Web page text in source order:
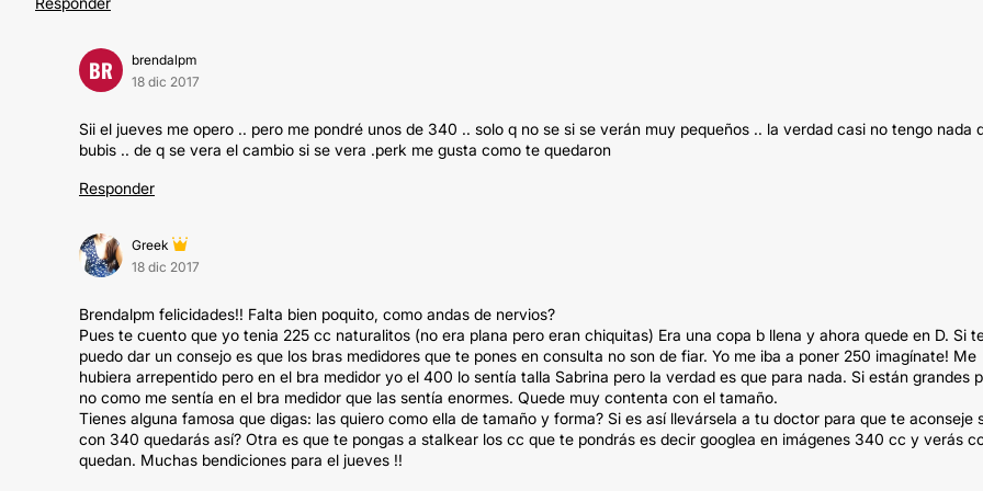
BR
brendalpm
18 dic 2017
Sii el jueves me opero .. pero me pondré unos de 340 .. solo q no se si se verán muy pequeños .. la verdad casi no tengo nada
bubis .. de q se vera el cambio si se vera .perk me gusta como te quedaron
Responder
Greek
18 dic 2017
Brendalpm felicidades!! Falta bien poquito, como andas de nervios?
Pues te cuento que yo tenia 225 cc naturalitos (no era plana pero eran chiquitas) Era una copa b llena y ahora quede en D. Si
puedo dar un consejo es que los bras medidores que te pones en consulta no son de fiar. Yo me iba a poner 250 imagínate! Me
hubiera arrepentido pero en el bra medidor yo el 400 lo sentía talla Sabrina pero la verdad es que para nada. Si están grandes
no como me sentía en el bra medidor que las sentía enormes. Quede muy contenta con el tamaño.
Tienes alguna famosa que digas: las quiero como ella de tamaño y forma? Si es así llevársela a tu doctor para que te aconseje
con 340 quedarás así? Otra es que te pongas a stalkear los cc que te pondrás es decir googlea en imágenes 340 cc y verás
quedan. Muchas bendiciones para el jueves !!